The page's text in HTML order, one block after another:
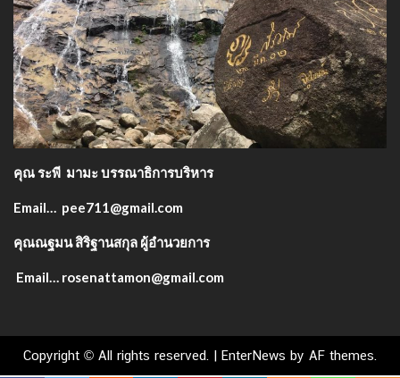
คุณ ระพี มามะ บรรณาธิการบริหาร
Email… pee711@gmail.com
คุณณฐมน สิริฐานสกุล ผู้อำนวยการ
Email… rosenattamon@gmail.com
Copyright © All rights reserved. | EnterNews by AF themes.